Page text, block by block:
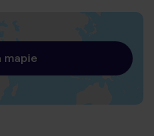
mapie